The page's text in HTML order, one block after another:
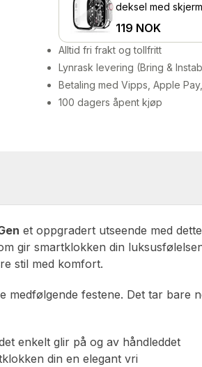
deksel med
119 NOK
Alltid fri frakt og tollfritt
Lynrask levering (Bring &
Betaling med Vipps, Apple
100 dagers åpent kjøp
et oppgradert utseende med
gir smartklokken din
stil med komfort.
medfølgende festene. Det tar bare
enkelt glir på og av håndleddet
din en elegant vri